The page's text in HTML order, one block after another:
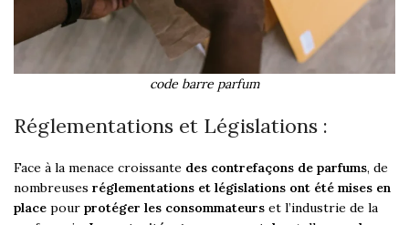
code barre parfum
Réglementations et Législations :
Face à la menace croissante des contrefaçons de parfums, de
nombreuses réglementations et législations ont été mises en
place pour protéger les consommateurs et l’industrie de la